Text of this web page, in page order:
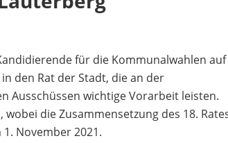
für die Kommunalwahlen auf
den Rat der Stadt, die an der
Ausschüssen wichtige Vorarbeit leisten.
die Zusammensetzung des 18.
November 2021.